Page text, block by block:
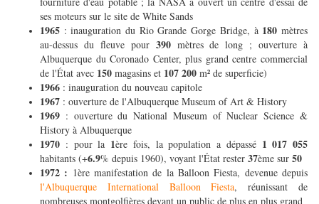
ses moteurs sur le site de White Sands
1965 : inauguration du Rio Grande Gorge Bridge, à 180mètres
au-dessus du fleuve pour 390 mètres de long ; ouverture à
Albuquerque du Coronado Center, plus grand centre commercial
de l'État avec 150 magasins et 107 200 m² de superficie)
1966 : inauguration du nouveau capitole
1967 : ouverture de l'Albuquerque Museum of Art & History
1969 : ouverture du National Museum of Nuclear Science &
History à Albuquerque
1970 : pour la 1ère fois, la population a dépassé 1 017 055
habitants (+6.9% depuis 1960), voyant l'État rester 37ème sur 50
1972 : 1ère manifestation de la Balloon Fiesta, devenue depuis
l'Albuquerque International Balloon Fiesta, réunissant de
nombreuses montgolfières devant un public de plus en plus grand